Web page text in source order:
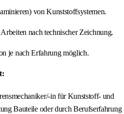
von Kunststoffsystemen.
nach technischer Zeichnung.
je nach Erfahrung möglich.
in für Kunststoff- und
Bauteile oder durch Berufserfahrung